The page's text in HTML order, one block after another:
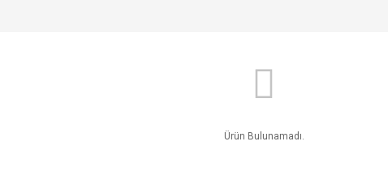
Ürün Bulunamadı.